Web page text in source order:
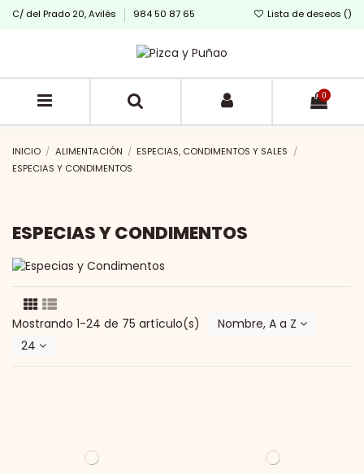
C/ del Prado 20, Avilés 984 50 87 65 Lista de deseos ()
0
INICIO ALIMENTACIÓN
ESPECIAS, CONDIMENTOS Y SALES
ESPECIAS Y CONDIMENTOS
ESPECIAS Y CONDIMENTOS
Mostrando 1-24 de 75 artículo(s)
Nombre, A a Z
24